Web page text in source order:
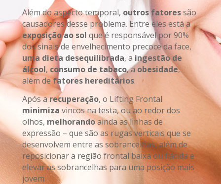
Além do aspecto temporal, outros fatoressão
causadores desse problema. Entre eles está a
exposição ao sol que é responsável por 90%
dos sinais de envelhecimento precoce da face,
uma dieta desequilibrada, a ingestão de
álcool, consumo de tabaco, a obesidade,
além de fatores hereditários.
Após arecuperação, o Lifting Frontal
minimiza vincos na testa, ou ao redor dos
olhos, melhorandoainda as linhas de
expressão – que são as rugas verticais que se
desenvolvem entre as sobrancelhas, além de
reposicionar a região frontal baixa ou flácida e
elevar as sobrancelhas para uma posição mais
jovem.